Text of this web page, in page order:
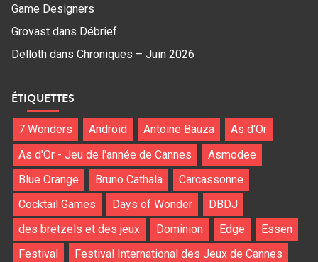
Game Designers
Grovast dans Débrief
Delloth dans Chroniques – Juin 2026
ÉTIQUETTES
7 Wonders Android Antoine Bauza
As d'Or
As d'Or - Jeu de l'année de Cannes
Asmodee
Blue Orange
Bruno Cathala
Carcassonne
Cocktail Games
Days of Wonder
DBDJ
des bretzels et des jeux
Dominion Edge
Essen
Festival
Festival International des Jeux de Cannes